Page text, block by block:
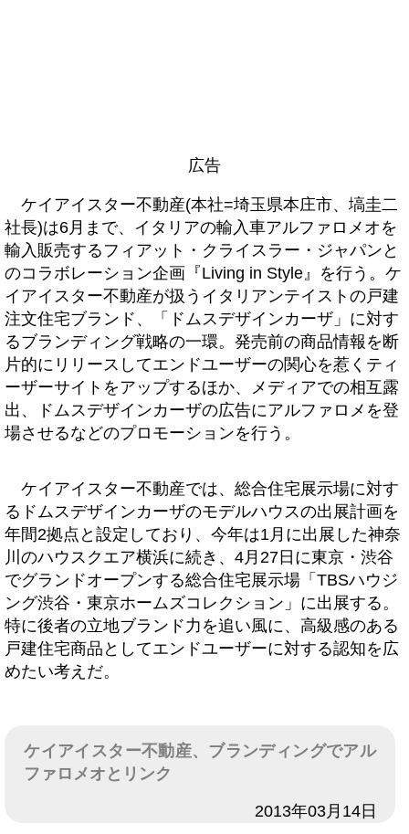
広告
ケイアイスター不動産(本社=埼玉県本庄市、塙圭二
社長)は6月まで、イタリアの輸入車アルファロメオを
輸入販売するフィアット・クライスラー・ジャパンと
のコラボレーション企画『Living in Style』を行う。ケ
イアイスター不動産が扱うイタリアンテイストの戸建
注文住宅ブランド、「ドムスデザインカーザ」に対す
るブランディング戦略の一環。発売前の商品情報を断
片的にリリースしてエンドユーザーの関心を惹くティ
ーザーサイトをアップするほか、メディアでの相互露
出、ドムスデザインカーザの広告にアルファロメを登
場させるなどのプロモーションを行う。
ケイアイスター不動産では、総合住宅展示場に対す
るドムスデザインカーザのモデルハウスの出展計画を
年間2拠点と設定しており、今年は1月に出展した神奈
川のハウスクエア横浜に続き、4月27日に東京・渋谷
でグランドオープンする総合住宅展示場「TBSハウジ
ング渋谷・東京ホームズコレクション」に出展する。
特に後者の立地ブランド力を追い風に、高級感のある
戸建住宅商品としてエンドユーザーに対する認知を広
めたい考えだ。
ケイアイスター不動産、ブランディングでアル
ファロメオとリンク
2013年03月14日